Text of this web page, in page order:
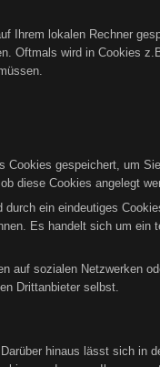
lokalen Rechner
Oftmals wird in Cookies
gespeichert, um
diese Cookies angelegt
ein eindeutiges
Es handelt sich um
auf sozialen Netzwerken
Drittanbieter selbst.
hinaus lässt sich in